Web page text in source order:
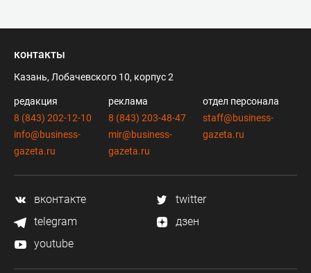
контакты
Казань, Лобачевского 10, корпус 2
редакция
8 (843) 202-12-10
info@business-
gazeta.ru
реклама
8 (843) 203-48-47
mir@business-
gazeta.ru
отдел персонала
staff@business-
gazeta.ru
вконтакте
twitter
telegram
дзен
youtube